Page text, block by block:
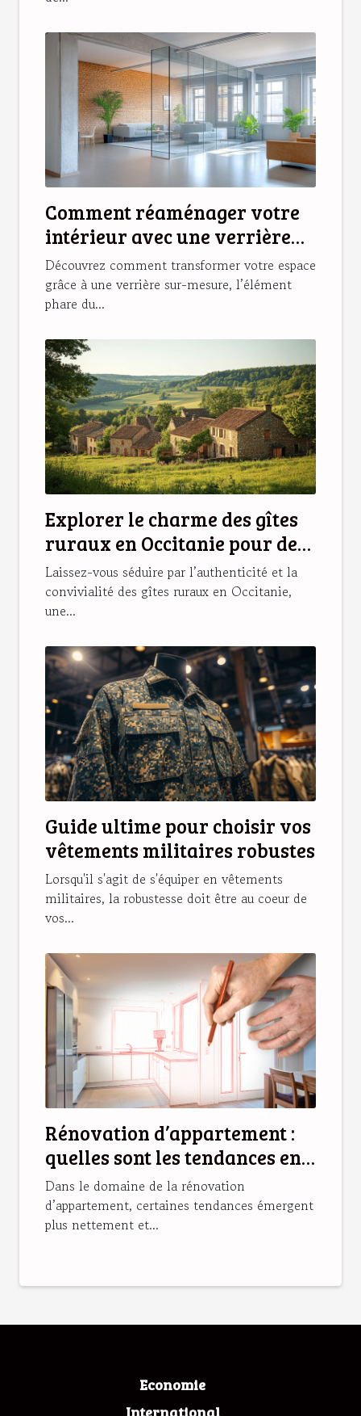
Comment réaménager votre
intérieur avec une verrière
sur-mesure ?
Découvrez comment transformer votre espace
grâce à une verrière sur-mesure, l’élément
phare du...
Explorer le charme des gîtes
ruraux en Occitanie pour des
vacances idéales
Laissez-vous séduire par l’authenticité et la
convivialité des gîtes ruraux en Occitanie,
une...
Guide ultime pour choisir vos
vêtements militaires robustes
Lorsqu'il s'agit de s'équiper en vêtements
militaires, la robustesse doit être au coeur de
vos...
Rénovation d’appartement :
quelles sont les tendances en
2025 ?
Dans le domaine de la rénovation
d’appartement, certaines tendances émergent
plus nettement et...
Economie
International